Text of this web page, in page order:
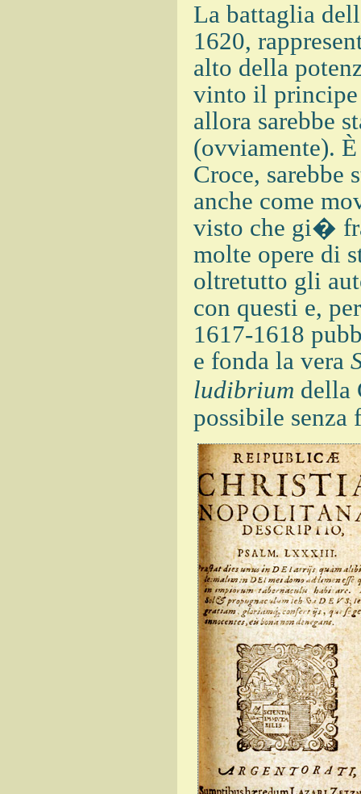
La battaglia
1620,
alto della
vinto il principe
allora sarebbe
(ovviamente).
Croce, sarebbe
anche come
visto che gi�
molte opere di
oltretutto gli
con questi e,
1617-1618
e fonda la vera
ludibrium della
possibile senza